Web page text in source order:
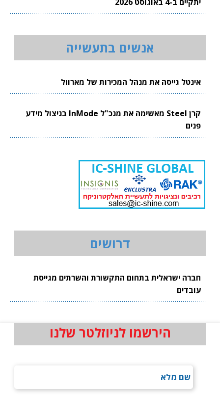
אנשים בתעשייה
אינטל גייסה את מנהל המכירות של מארוול
קרן Steel מאשימה את מנכ"ל InMode בניצול מידע
פנים
דרושים
חברה ישראלית בתחום התקשורת והשרתים מגייסת
עובדים
הירשמו לניוזלטר שלנו